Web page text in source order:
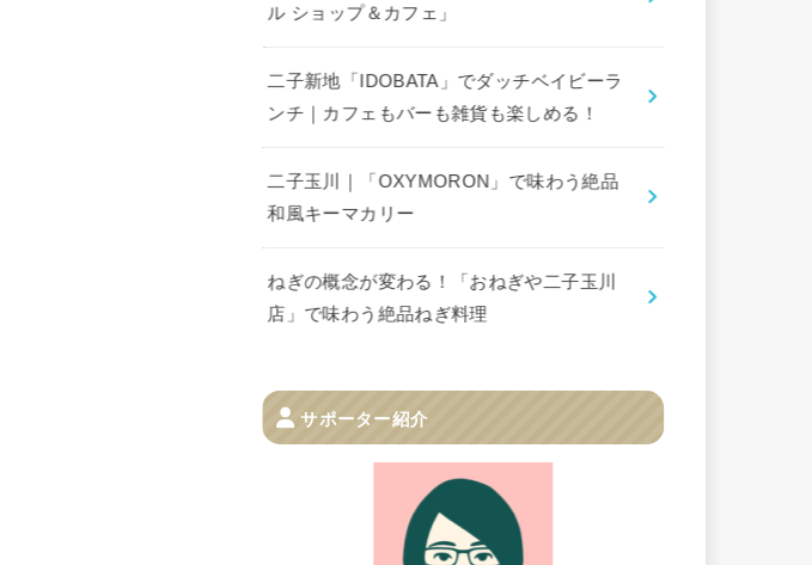
ル ショップ＆カフェ」
二子新地「IDOBATA」でダッチベイビーラ
ンチ｜カフェもバーも雑貨も楽しめる！
二子玉川｜「OXYMORON」で味わう絶品
和風キーマカリー
ねぎの概念が変わる！「おねぎや二子玉川
店」で味わう絶品ねぎ料理
サポーター紹介